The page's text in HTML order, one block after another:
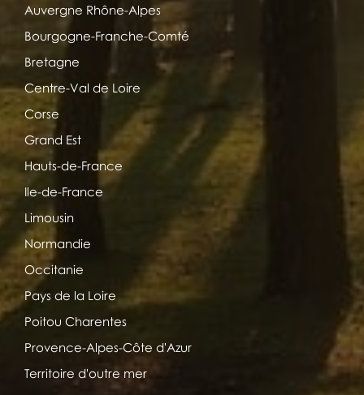
Auvergne Rhône-Alpes
Bourgogne-Franche-Comté
Bretagne
Centre-Val de Loire
Corse
Grand Est
Hauts-de-France
Ile-de-France
Limousin
Normandie
Occitanie
Pays de la Loire
Poitou Charentes
Provence-Alpes-Côte d'Azur
Territoire d'outre mer